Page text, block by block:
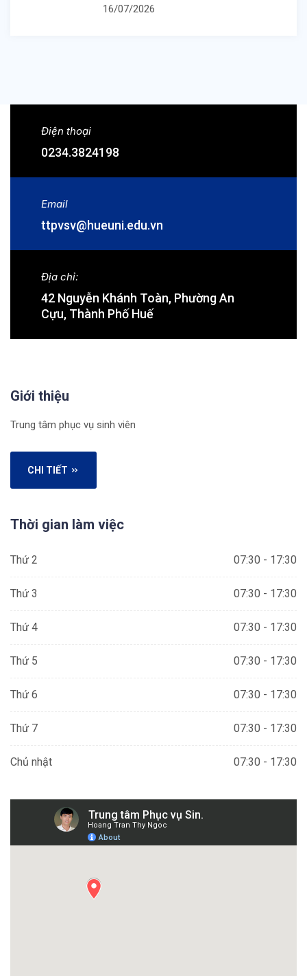
16/07/2026
Điện thoại
0234.3824198
Email
ttpvsv@hueuni.edu.vn
Địa chỉ:
42 Nguyễn Khánh Toàn, Phường An
Cựu, Thành Phố Huế
Giới thiệu
Trung tâm phục vụ sinh viên
CHI TIẾT
Thời gian làm việc
Thứ 2 07:30 - 17:30
Thứ 3 07:30 - 17:30
Thứ 4 07:30 - 17:30
Thứ 5 07:30 - 17:30
Thứ 6 07:30 - 17:30
Thứ 7 07:30 - 17:30
Chủ nhật 07:30 - 17:30